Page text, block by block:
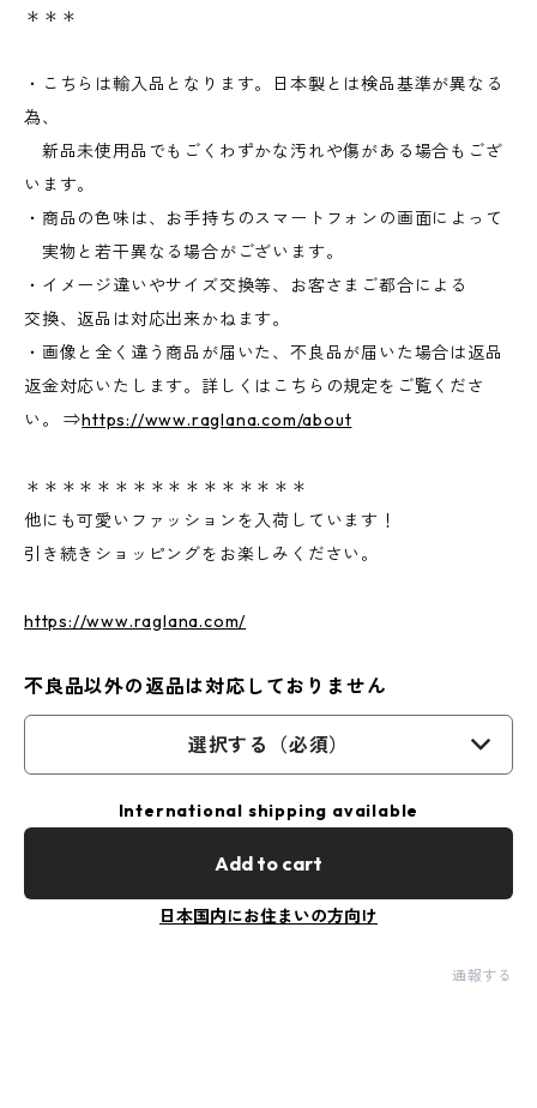
＊＊＊
・こちらは輸入品となります。日本製とは検品基準が異なる
為、
新品未使用品でもごくわずかな汚れや傷がある場合もござ
います。
・商品の色味は、お手持ちのスマートフォンの画面によって
実物と若干異なる場合がございます。
・イメージ違いやサイズ交換等、お客さまご都合による
交換、返品は対応出来かねます。
・画像と全く違う商品が届いた、不良品が届いた場合は返品
返金対応いたします。詳しくはこちらの規定をご覧くださ
い。 ⇒https://www.raglana.com/about
＊＊＊＊＊＊＊＊＊＊＊＊＊＊＊＊
他にも可愛いファッションを入荷しています！
引き続きショッピングをお楽しみください。
https://www.raglana.com/
不良品以外の返品は対応しておりません
選択する（必須）
International shipping available
Add to cart
日本国内にお住まいの方向け
通報する